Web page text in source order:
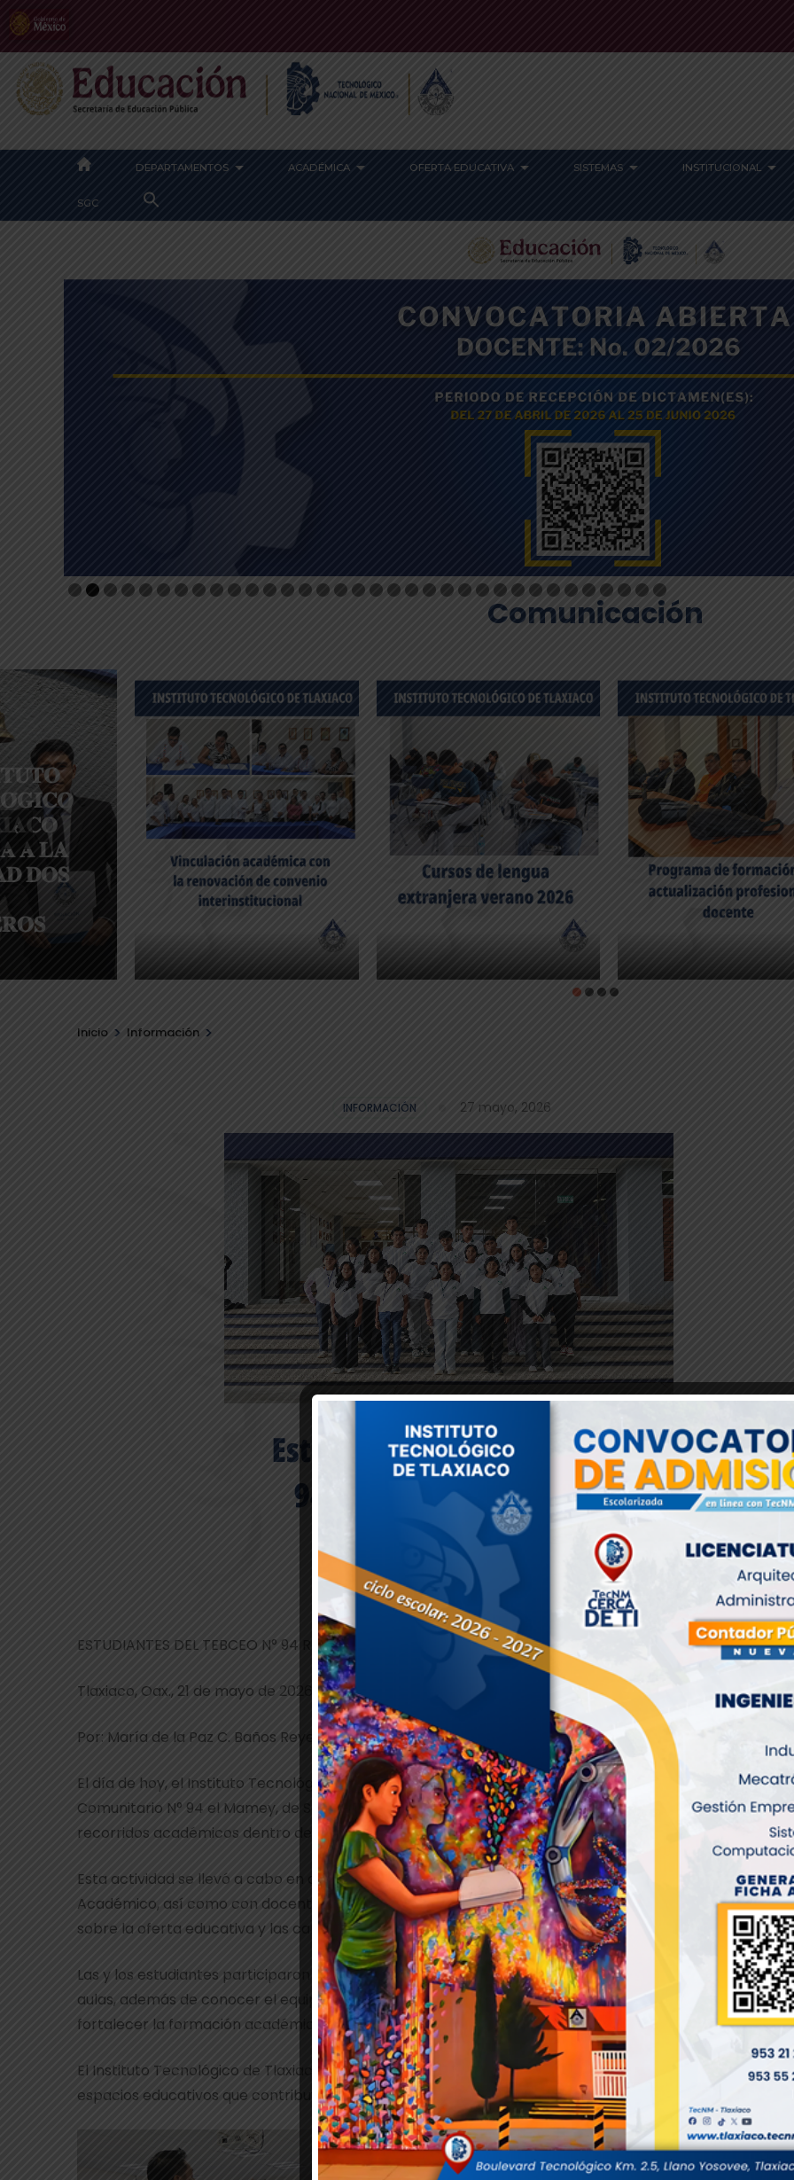
DEPARTAMENTOS ACADÉMICA OFERTA EDUCATIVA SISTEMAS INSTITUCIONAL
SGC
SEARCH BUTTON
Comunicación
‹
Inicio > Información >
INFORMACIÓN 27 mayo, 2026
ESTUDIANTES DEL TEBCEO N° 94 REALIZAN VISITA GUIADA EN EL ITTLAXIACO
Tlaxiaco, Oax., 21 de mayo de 2026.
Por: María de la Paz C. Baños Reyes.
El día de hoy, el Instituto Tecnológico de Tlaxiaco recibió a estudiantes del TEBCEO Telebachillerato
Comunitario N° 94 el Mamey, de Santiago Amoltepec, Oax., quienes tuvieron la oportunidad de realizar
recorridos académicos dentro de las instalaciones de la institución.
Esta actividad se llevó a cabo en coordinación con el personal del Departamento de Desarrollo
Académico, así como con docentes de las distintas áreas académicas, quienes brindaron información
sobre la oferta educativa y las carreras que imparte el Instituto Tecnológico de Tlaxiaco.
Las y los estudiantes participaron de manera activa en diversas actividades dentro de laboratorios y
aulas, además de conocer el equipamiento y los recursos con los que cuenta la institución para
fortalecer la formación académica y profesional de su comunidad estudiantil.
El Instituto Tecnológico de Tlaxiaco continúa con el compromiso de acercar a las y los jóvenes a
espacios educativos que contribuyan a su orientación vocacional y desarrollo académico.